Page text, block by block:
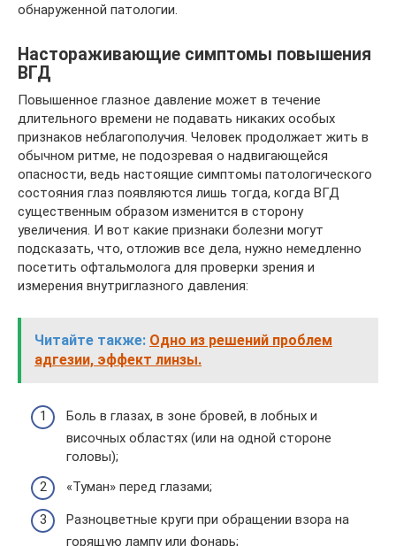
обнаруженной патологии.
Настораживающие симптомы повышения
ВГД
Повышенное глазное давление может в течение
длительного времени не подавать никаких особых
признаков неблагополучия. Человек продолжает жить в
обычном ритме, не подозревая о надвигающейся
опасности, ведь настоящие симптомы патологического
состояния глаз появляются лишь тогда, когда ВГД
существенным образом изменится в сторону
увеличения. И вот какие признаки болезни могут
подсказать, что, отложив все дела, нужно немедленно
посетить офтальмолога для проверки зрения и
измерения внутриглазного давления:
Читайте также: Одно из решений проблем
адгезии, эффект линзы.
Боль в глазах, в зоне бровей, в лобных и
височных областях (или на одной стороне
головы);
«Туман» перед глазами;
Разноцветные круги при обращении взора на
горящую лампу или фонарь;